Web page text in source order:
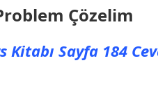
Çözelim
Sayfa 184